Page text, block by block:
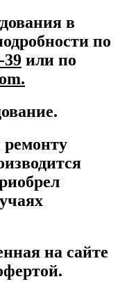
в
по
39 или по
ремонту
на сайте